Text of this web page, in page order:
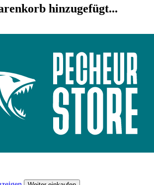
hinzugefügt...